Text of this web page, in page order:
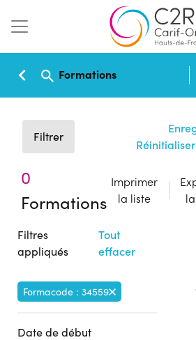
Aller
au
contenu
Formations
Filtrer
0
Formations
Imprimer
la liste
Filtres
appliqués
Tout
effacer
Formacode : 34559
Date de début